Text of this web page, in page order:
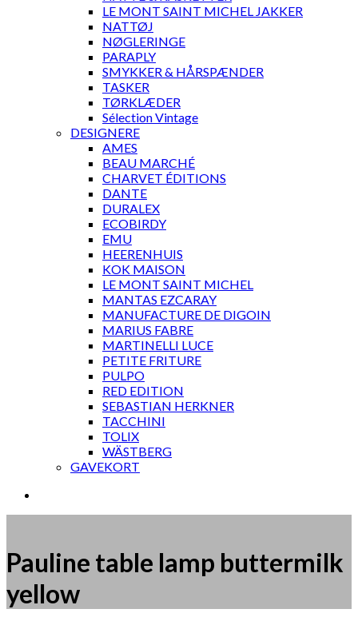
LE MONT SAINT MICHEL JAKKER
NATTØJ
NØGLERINGE
PARAPLY
SMYKKER & HÅRSPÆNDER
TASKER
TØRKLÆDER
Sélection Vintage
DESIGNERE
AMES
BEAU MARCHÉ
CHARVET ÉDITIONS
DANTE
DURALEX
ECOBIRDY
EMU
HEERENHUIS
KOK MAISON
LE MONT SAINT MICHEL
MANTAS EZCARAY
MANUFACTURE DE DIGOIN
MARIUS FABRE
MARTINELLI LUCE
PETITE FRITURE
PULPO
RED EDITION
SEBASTIAN HERKNER
TACCHINI
TOLIX
WÄSTBERG
GAVEKORT
Pauline table lamp buttermilk
yellow